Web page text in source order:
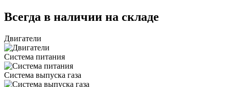
Всегда в наличии на складе
Двигатели
Система питания
Система выпуска газа